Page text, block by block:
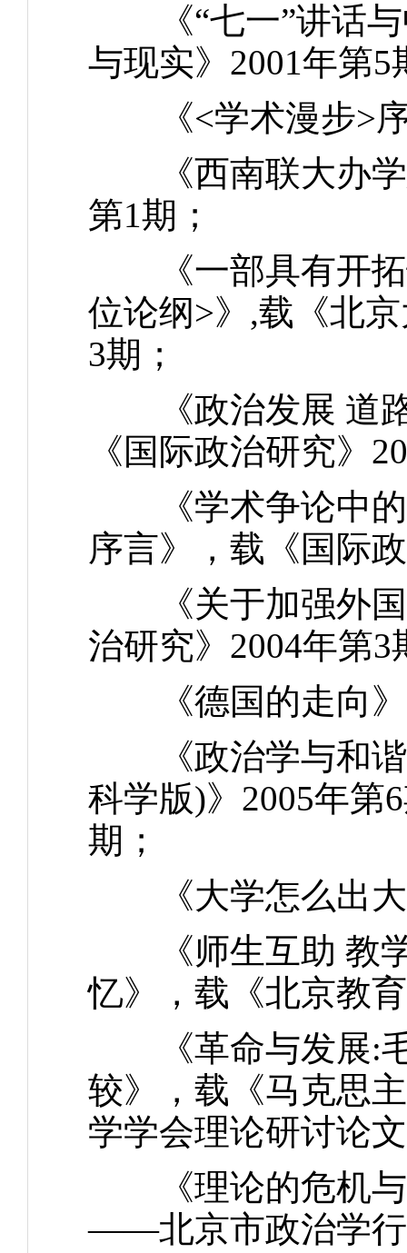
《“七一”讲话与
与现实》2001年第5
《<学术漫步>序
《西南联大办学
第1期；
《一部具有开拓
位论纲>》,载《北
3期；
《政治发展 道路
《国际政治研究》
《学术争论中的
序言》，载《国际
《关于加强外国
治研究》2004年第3
《德国的走向》
《政治学与和谐
科学版)》2005年第
期；
《大学怎么出大
《师生互助 教
忆》，载《北京教
《革命与发展:毛
较》，载《马克思
学学会理论研讨论
《理论的危机与
——北京市政治学行